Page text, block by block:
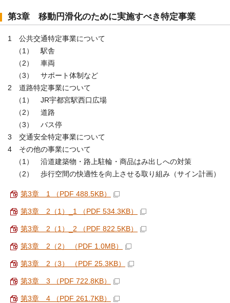
第3章 移動円滑化のために実施すべき特定事業
1 公共交通特定事業について
（1） 駅舎
（2） 車両
（3） サポート体制など
2 道路特定事業について
（1） JR宇都宮駅西口広場
（2） 道路
（3） バス停
3 交通安全特定事業について
4 その他の事業について
（1） 沿道建築物・路上駐輪・商品はみ出しへの対策
（2） 歩行空間の快適性を向上させる取り組み（サイン計画）
第3章 1 （PDF 488.5KB）
第3章 2（1）_1 （PDF 534.3KB）
第3章 2（1）_2 （PDF 822.5KB）
第3章 2（2） （PDF 1.0MB）
第3章 2（3） （PDF 25.3KB）
第3章 3 （PDF 722.8KB）
第3章 4 （PDF 261.7KB）